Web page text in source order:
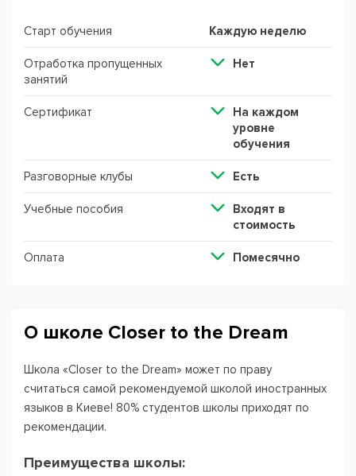
Старт обучения Каждую неделю
Отработка пропущенных
занятий
Нет
Сертификат
На каждом
уровне
обучения
Разговорные клубы Есть
Учебные пособия
Входят в
стоимость
Оплата Помесячно
О школе Closer to the Dream
Школа «Closer to the Dream» может по праву
считаться самой рекомендуемой школой иностранных
языков в Киеве! 80% студентов школы приходят по
рекомендации.
Преимущества школы: